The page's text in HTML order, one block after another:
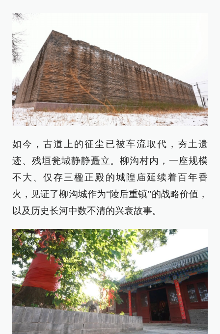
如今，古道上的征尘已被车流取代，夯土遗
迹、残垣瓮城静静矗立。柳沟村内，一座规模
不大、仅存三楹正殿的城隍庙延续着百年香
火，见证了柳沟城作为“陵后重镇”的战略价值，
以及历史长河中数不清的兴衰故事。